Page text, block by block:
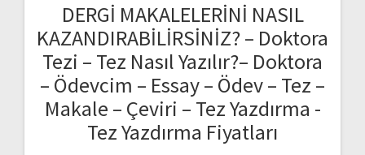
DERGİ MAKALELERİNİ NASIL
KAZANDIRABİLİRSİNİZ? – Doktora
Tezi – Tez Nasıl Yazılır?– Doktora
– Ödevcim – Essay – Ödev – Tez –
Makale – Çeviri – Tez Yazdırma -
Tez Yazdırma Fiyatları